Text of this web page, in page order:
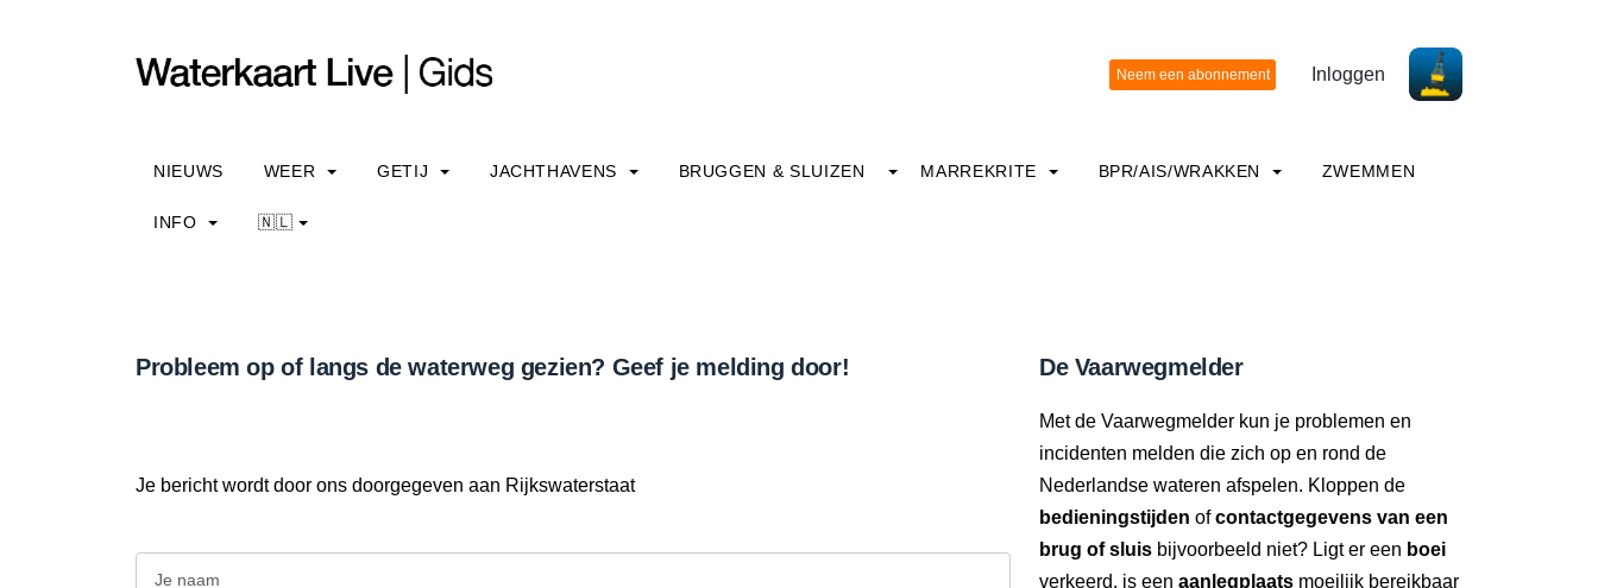
Inloggen
NIEUWS WEER GETIJ JACHTHAVENS BRUGGEN & SLUIZEN MARREKRITE BPR/AIS/WRAKKEN ZWEMMEN
INFO 🇳🇱
Probleem op of langs de waterweg gezien? Geef je melding door!
Je bericht wordt door ons doorgegeven aan Rijkswaterstaat
De Vaarwegmelder
Met de Vaarwegmelder kun je problemen en
incidenten melden die zich op en rond de
Nederlandse wateren afspelen. Kloppen de
bedieningstijden ofcontactgegevens van een
brug of sluis bijvoorbeeld niet? Ligt er een boei
verkeerd, is een aanlegplaats moeilijk bereikbaar